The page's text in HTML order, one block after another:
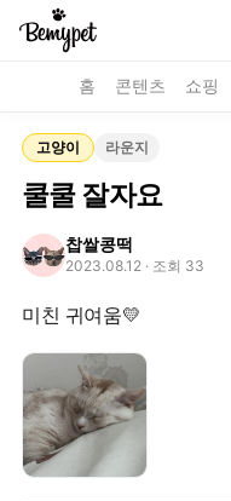
홈 콘텐츠 쇼핑
고양이 라운지
쿨쿨 잘자요
찹쌀콩떡
2023.08.12 · 조회 33
미친 귀여움💛